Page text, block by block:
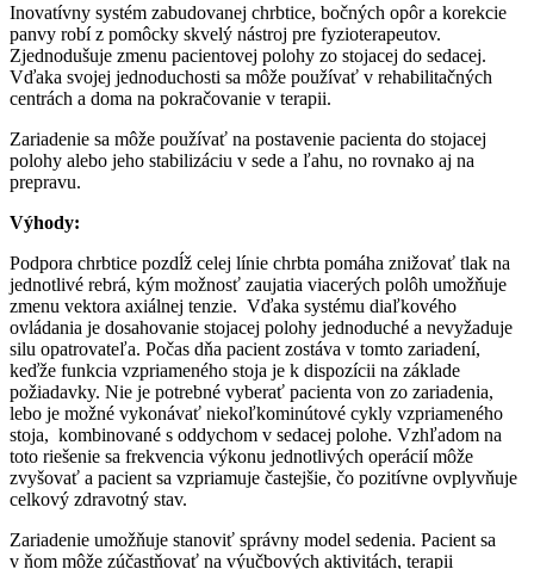
Inovatívny systém zabudovanej chrbtice, bočných opôr a korekcie
panvy robí z pomôcky skvelý nástroj pre fyzioterapeutov.
Zjednodušuje zmenu pacientovej polohy zo stojacej do sedacej.
Vďaka svojej jednoduchosti sa môže používať v rehabilitačných
centrách a doma na pokračovanie v terapii.
Zariadenie sa môže používať na postavenie pacienta do stojacej
polohy alebo jeho stabilizáciu v sede a ľahu, no rovnako aj na
prepravu.
Výhody:
Podpora chrbtice pozdĺž celej línie chrbta pomáha znižovať tlak na
jednotlivé rebrá, kým možnosť zaujatia viacerých polôh umožňuje
zmenu vektora axiálnej tenzie. Vďaka systému diaľkového
ovládania je dosahovanie stojacej polohy jednoduché a nevyžaduje
silu opatrovateľa. Počas dňa pacient zostáva v tomto zariadení,
keďže funkcia vzpriameného stoja je k dispozícii na základe
požiadavky. Nie je potrebné vyberať pacienta von zo zariadenia,
lebo je možné vykonávať niekoľkominútové cykly vzpriameného
stoja, kombinované s oddychom v sedacej polohe. Vzhľadom na
toto riešenie sa frekvencia výkonu jednotlivých operácií môže
zvyšovať a pacient sa vzpriamuje častejšie, čo pozitívne ovplyvňuje
celkový zdravotný stav.
Zariadenie umožňuje stanoviť správny model sedenia. Pacient sa
v ňom môže zúčastňovať na výučbových aktivitách, terapii